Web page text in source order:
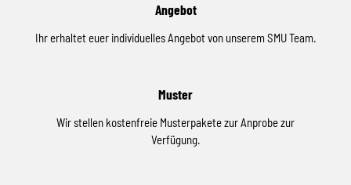
Angebot
Ihr erhaltet euer individuelles Angebot von unserem SMU Team.
Muster
Wir stellen kostenfreie Musterpakete zur Anprobe zur
Verfügung.